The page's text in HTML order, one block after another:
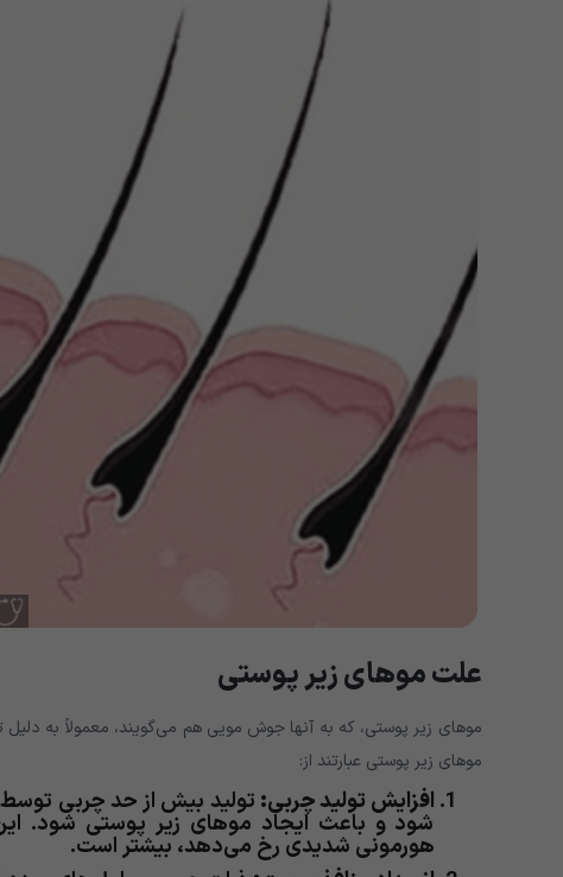
علت موهای زیر پوستی
موهای زیر پوستی، که به آنها جوش مویی هم می‌گویند، معمولاً به
موهای زیر پوستی عبارتند از:
افزایش تولید چربی: تولید بیش از حد چربی
شود و باعث ایجاد موهای زیر پوستی شود.
هورمونی شدیدی رخ می‌دهد، بیشتر است.